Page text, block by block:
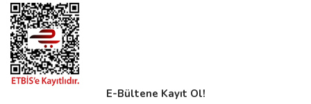
E-Bültene Kayıt Ol!